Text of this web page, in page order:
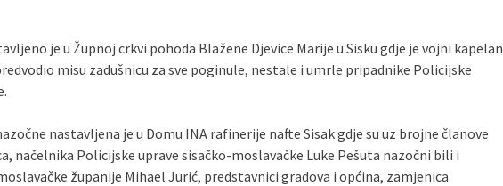
je u Župnoj crkvi pohoda Blažene Djevice Marije u Sisku gdje je vojni kapelan
misu zadušnicu za sve poginule, nestale i umrle pripadnike Policijske
nastavljena je u Domu INA rafinerije nafte Sisak gdje su uz brojne članove
načelnika Policijske uprave sisačko-moslavačke Luke Pešuta nazočni bili i
županije Mihael Jurić, predstavnici gradova i općina, zamjenica